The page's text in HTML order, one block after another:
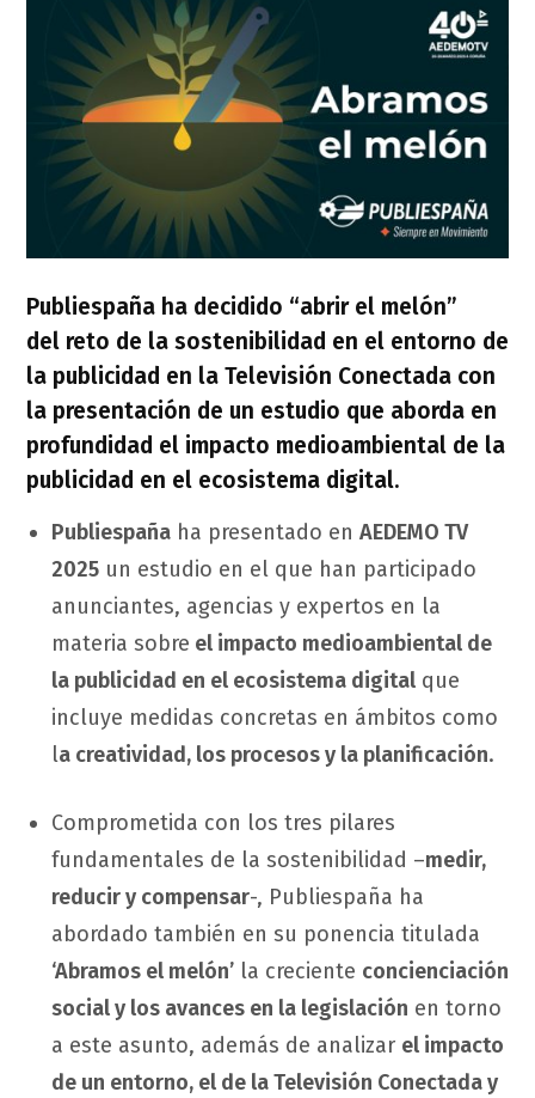
Publiespaña ha decidido “abrir el melón”
del reto de la sostenibilidad en el entorno de
la publicidad en la Televisión Conectada con
la presentación de un estudio que aborda en
profundidad el impacto medioambiental de la
publicidad en el ecosistema digital.
Publiespaña ha presentado en AEDEMO TV
2025 un estudio en el que han participado
anunciantes, agencias y expertos en la
materia sobre el impacto medioambiental de
la publicidad en el ecosistema digital que
incluye medidas concretas en ámbitos como
la creatividad, los procesos y la planificación.
Comprometida con los tres pilares
fundamentales de la sostenibilidad –medir,
reducir y compensar-, Publiespaña ha
abordado también en su ponencia titulada
‘Abramos el melón’ la creciente concienciación
social y los avances en la legislación en torno
a este asunto, además de analizar el impacto
de un entorno, el de la Televisión Conectada y